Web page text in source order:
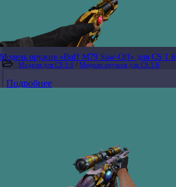
Модель оружия «Buff M79 Saw-Off» для CS 1.6
Модели для CS 1.6 / Модели оружия для CS 1.6
Подробнее